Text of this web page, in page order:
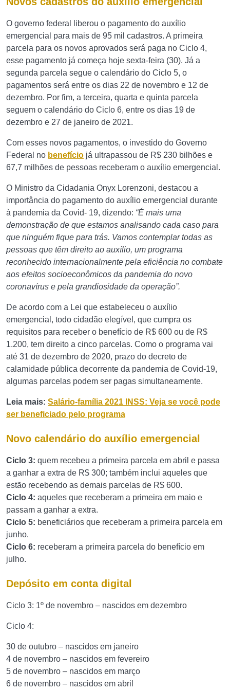
O governo federal liberou o pagamento do auxílio
emergencial para mais de 95 mil cadastros. A primeira
parcela para os novos aprovados será paga no Ciclo 4,
esse pagamento já começa hoje sexta-feira (30). Já a
segunda parcela segue o calendário do Ciclo 5, o
pagamentos será entre os dias 22 de novembro e 12 de
dezembro. Por fim, a terceira, quarta e quinta parcela
seguem o calendário do Ciclo 6, entre os dias 19 de
dezembro e 27 de janeiro de 2021.
Com esses novos pagamentos, o investido do Governo
Federal no benefício já ultrapassou de R$ 230 bilhões e
67,7 milhões de pessoas receberam o auxílio emergencial.
O Ministro da Cidadania Onyx Lorenzoni, destacou a
importância do pagamento do auxílio emergencial durante
à pandemia da Covid- 19, dizendo: “É mais uma
demonstração de que estamos analisando cada caso para
que ninguém fique para trás. Vamos contemplar todas as
pessoas que têm direito ao auxílio, um programa
reconhecido internacionalmente pela eficiência no combate
aos efeitos socioeconômicos da pandemia do novo
coronavírus e pela grandiosidade da operação”.
De acordo com a Lei que estabeleceu o auxílio
emergencial, todo cidadão elegível, que cumpra os
requisitos para receber o benefício de R$ 600 ou de R$
1.200, tem direito a cinco parcelas. Como o programa vai
até 31 de dezembro de 2020, prazo do decreto de
calamidade pública decorrente da pandemia de Covid-19,
algumas parcelas podem ser pagas simultaneamente.
Leia mais: Salário-família 2021 INSS: Veja se você pode
ser beneficiado pelo programa
Novo calendário do auxílio emergencial
Ciclo 3: quem recebeu a primeira parcela em abril e passa
a ganhar a extra de R$ 300; também inclui aqueles que
estão recebendo as demais parcelas de R$ 600.
Ciclo 4: aqueles que receberam a primeira em maio e
passam a ganhar a extra.
Ciclo 5: beneficiários que receberam a primeira parcela em
junho.
Ciclo 6: receberam a primeira parcela do benefício em
julho.
Depósito em conta digital
Ciclo 3: 1º de novembro – nascidos em dezembro
Ciclo 4:
30 de outubro – nascidos em janeiro
4 de novembro – nascidos em fevereiro
5 de novembro – nascidos em março
6 de novembro – nascidos em abril